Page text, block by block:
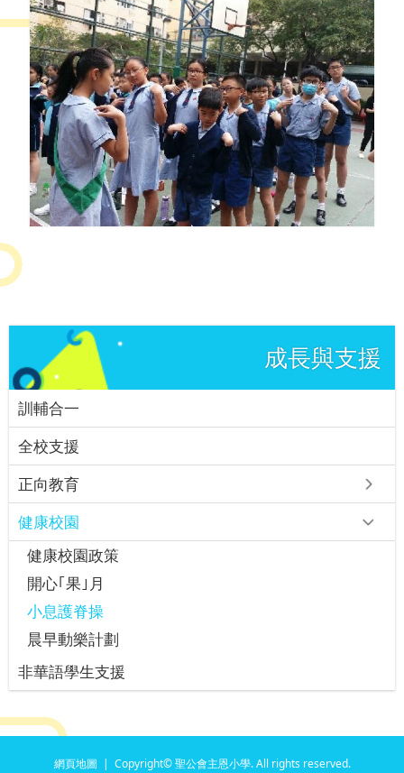
成長與支援
訓輔合一
全校支援
正向教育
健康校園
健康校園政策
開心｢果｣月
小息護脊操
晨早動樂計劃
非華語學生支援
網頁地圖 | Copyright© 聖公會主恩小學. All rights reserved.